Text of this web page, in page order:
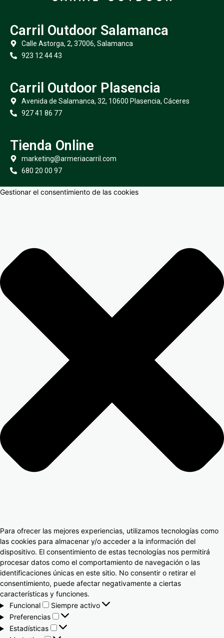
Carril Outdoor Salamanca
Calle Astorga, 2, 37006, Salamanca
923 12 44 43
Carril Outdoor Plasencia
Avenida de Salamanca, 32, 10600 Plasencia, Cáceres
927 41 86 77
Tienda Online
marketing@armeriacarril.com
680 20 00 97
Gestionar el consentimiento de las cookies
Para ofrecer las mejores experiencias, utilizamos tecnologías como
las cookies para almacenar y/o acceder a la información del
dispositivo. El consentimiento de estas tecnologías nos permitirá
procesar datos como el comportamiento de navegación o las
identificaciones únicas en este sitio. No consentir o retirar el
consentimiento, puede afectar negativamente a ciertas
características y funciones.
Funcional
Siempre activo
Preferencias
Estadísticas